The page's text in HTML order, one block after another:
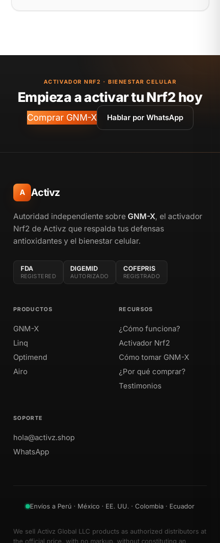
ACTIVADOR NRF2 · BIENESTAR CELULAR
Empieza a activar tu Nrf2 hoy
Comprar GNM-X Hablar por WhatsApp
A Activz
Autoridad independiente sobre GNM-X, el activador
Nrf2 de Activz que respalda tus defensas
antioxidantes y el bienestar celular.
FDA
REGISTERED
DIGEMID
AUTORIZADO
COFEPRIS
REGISTRADO
PRODUCTOS
GNM-X
Linq
Optimend
Airo
RECURSOS
¿Cómo funciona?
Activador Nrf2
Cómo tomar GNM-X
¿Por qué comprar?
Testimonios
SOPORTE
hola@activz.shop
WhatsApp
Envíos a Perú · México · EE. UU. · Colombia · Ecuador
We sell Activz Global LLC products as authorized distributors at
the official price, with no markup, without constituting an